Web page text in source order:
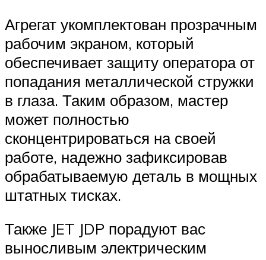
Агрегат укомплектован прозрачным
рабочим экраном, который
обеспечивает защиту оператора от
попадания металлической стружки
в глаза. Таким образом, мастер
может полностью
сконцентрироваться на своей
работе, надежно зафиксировав
обрабатываемую деталь в мощных
штатных тисках.
Также JET JDP порадуют вас
выносливым электрическим